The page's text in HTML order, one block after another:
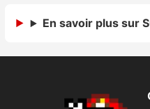
Autres tests
En savoir plus sur